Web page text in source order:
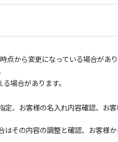
から変更になっている場合があ
場合があります。
、お客様の名入れ内容確認、お
その内容の調整と確認、お客様